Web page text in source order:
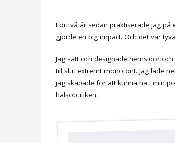
För två år sedan praktiserade jag
gjorde en big impact. Och det var
Jag satt och designade hemsidor
till slut extremt monotont. Jag lade
jag skapade för att kunna ha i min
hälsobutiken.